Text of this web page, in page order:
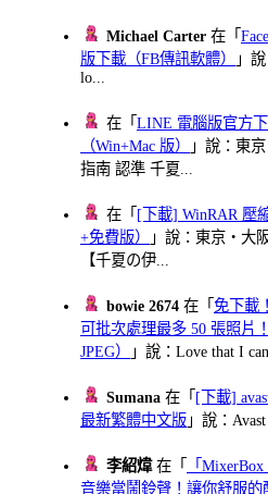
Michael Carter 在「
版下載（FB傳訊軟體）
」
lo...
在「LINE 電腦版官方
（Win+Mac 版）
」說：東
指南 認準 千夏...
在「 [下載] WinRAR 壓
+免費版）
」說：東京・大
【千夏の伊...
bowie 2674 在「免下載
可批次處理最多 50 張照片
JPEG）
」說：Love that I can
Sumana 在「 [下載]
最新繁體中文版 」說：Avast
李紹煒在「
「
音樂當鬧鈴聲！讓你舒服的